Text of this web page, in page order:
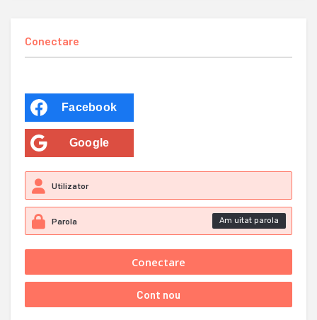
Conectare
Facebook
Google
Am uitat parola